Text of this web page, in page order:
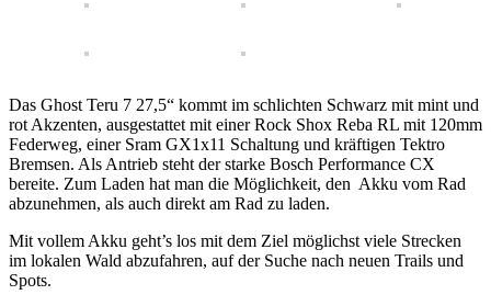
Das Ghost Teru 7 27,5“ kommt im schlichten Schwarz mit mint und
rot Akzenten, ausgestattet mit einer Rock Shox Reba RL mit 120mm
Federweg, einer Sram GX1x11 Schaltung und kräftigen Tektro
Bremsen. Als Antrieb steht der starke Bosch Performance CX
bereite. Zum Laden hat man die Möglichkeit, den Akku vom Rad
abzunehmen, als auch direkt am Rad zu laden.
Mit vollem Akku geht’s los mit dem Ziel möglichst viele Strecken
im lokalen Wald abzufahren, auf der Suche nach neuen Trails und
Spots.